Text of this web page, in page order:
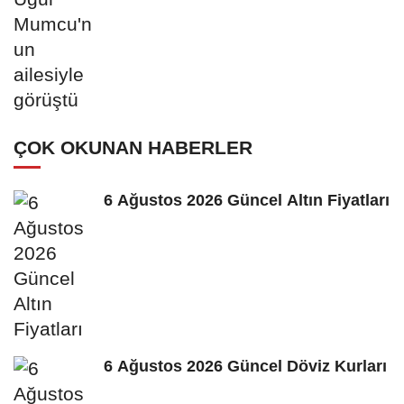
ÇOK OKUNAN HABERLER
6 Ağustos 2026 Güncel Altın Fiyatları
6 Ağustos 2026 Güncel Döviz Kurları